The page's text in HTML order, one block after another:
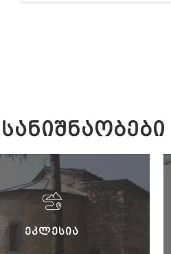
ᲔᲙᲚᲔᲡᲘᲐ